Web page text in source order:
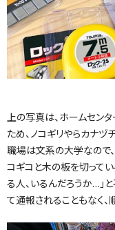
上の写真は、ホームセン
ため、ノコギリやらカナヅ
職場は文系の大学なので
コギコと木の板を切って
る人、いるんだろうか…」
て通報されることもなく、